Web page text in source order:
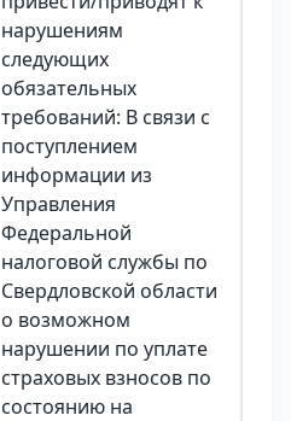
нарушениям
следующих
обязательных
требований: В связи с
поступлением
информации из
Управления
Федеральной
налоговой службы по
Свердловской области
о возможном
нарушении по уплате
страховых взносов по
состоянию на